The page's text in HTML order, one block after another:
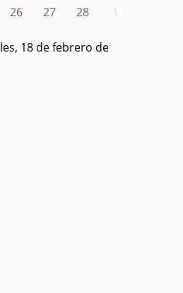
26 27 28 1
18 de febrero de